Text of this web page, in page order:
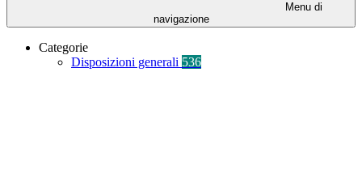
Menu di
navigazione
Categorie
Disposizioni generali 536